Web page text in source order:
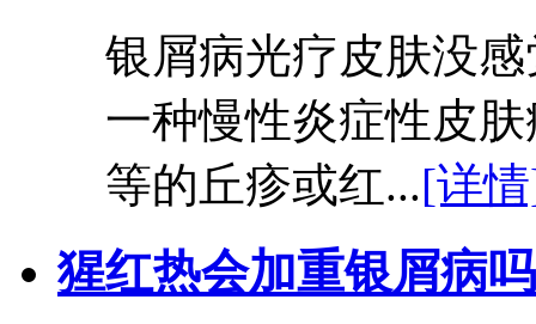
银屑病光疗皮肤没
一种慢性炎症性皮
等的丘疹或红...[详
猩红热会加重银屑病吗